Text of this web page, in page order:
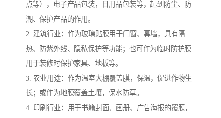
点等），电子产品包装，日用品包装等，起到防尘、防
潮、保护产品的作用。
2. 建筑行业：作为玻璃贴膜用于门窗、幕墙，具有隔
热、防紫外线、隐私保护等功能；也可作为临时防护膜
用于装修时保护家具、地板等。
3. 农业用途：作为温室大棚覆盖膜，保温，促进作物生
长；或作为地膜覆盖土壤，保水防草。
4. 印刷行业：用于书籍封面、画册、广告海报的覆膜，